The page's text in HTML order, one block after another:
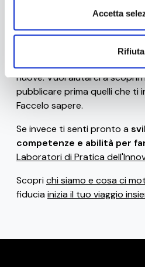
Accetta
Rifiuta
Ad oggi sono disponibili solo
, lefrasi
dell'innovazione, ibias e le
strumenti
nuove. Vuoi aiutarci a
pubblicare prima quelli che ti
Faccelo sapere.
Se invece ti senti pronto a
competenze e abilità per
Laboratori di Pratica
Scoprichi siamo e cosa ci
fiduciainizia il tuo viaggio